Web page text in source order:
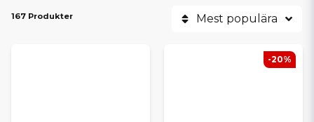
167 Produkter Mest populära
-20%